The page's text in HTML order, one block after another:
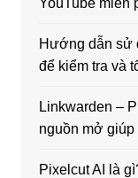
YouTube miễn
Hướng dẫn sử
để kiểm tra và
Linkwarden –
nguồn mở
Pixelcut AI là